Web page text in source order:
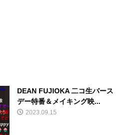
DEAN FUJIOKA 二コ生バース
デー特番＆メイキング映...
2023.09.15